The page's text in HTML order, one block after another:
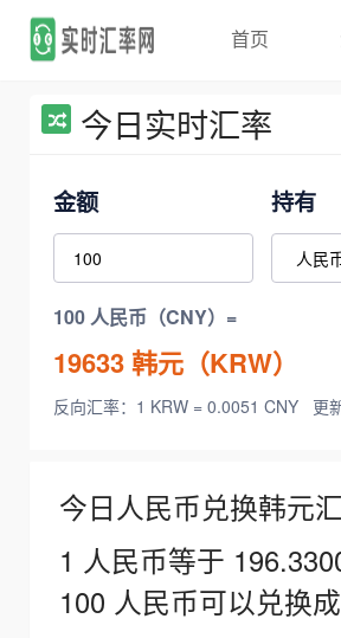
首页
今日实时汇率
金额 持有
100 人民币（CNY）=
19633韩元（KRW）
反向汇率：1 KRW = 0.0051 CNY 更
今日人民币兑换韩元汇
1 人民币等于
100 人民币可以兑换